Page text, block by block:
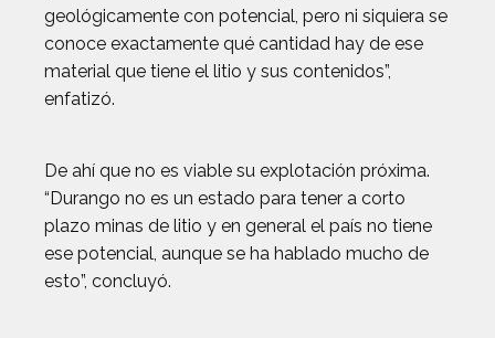
geológicamente con potencial, pero ni siquiera se
conoce exactamente qué cantidad hay de ese
material que tiene el litio y sus contenidos”,
enfatizó.
De ahí que no es viable su explotación próxima.
“Durango no es un estado para tener a corto
plazo minas de litio y en general el país no tiene
ese potencial, aunque se ha hablado mucho de
esto”, concluyó.